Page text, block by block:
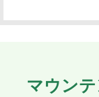
マウン